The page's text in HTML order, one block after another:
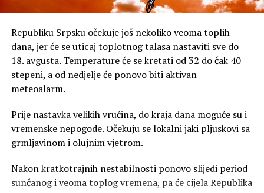
Republiku Srpsku očekuje još nekoliko veoma toplih
dana, jer će se uticaj toplotnog talasa nastaviti sve do
18. avgusta. Temperature će se kretati od 32 do čak 40
stepeni, a od nedjelje će ponovo biti aktivan
meteoalarm.
Prije nastavka velikih vrućina, do kraja dana moguće su i
vremenske nepogode. Očekuju se lokalni jaki pljuskovi sa
grmljavinom i olujnim vjetrom.
Nakon kratkotrajnih nestabilnosti ponovo slijedi period
sunčanog i veoma toplog vremena, pa će cijela Republika